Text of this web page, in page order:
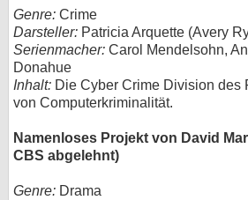
Genre: Crime
Darsteller: Patricia Arquette (Avery
Serienmacher: Carol Mendelsohn,
Donahue
Inhalt: Die Cyber Crime Division des
von Computerkriminalität.
Namenloses Projekt von David
CBS abgelehnt)
Genre: Drama